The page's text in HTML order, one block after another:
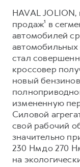
POER
от 3 449 000 ₽
Для малого
Крупным
Система
Сервис для
HAVAL Лизинг
Коллекция CITY
Мобильное
Программа
Руководства
Подписки
Коллекция CITY
Коллекция
Коллекция
HAVAL
продаж¹ в
автомобилей
автомобильных
стал
кроссовер
новый
измененную
Силовой
свой рабочий
значительно
230 Нм до 270
на